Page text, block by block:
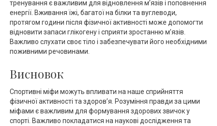
тренування є важливим для відновлення м’язів і поповнення
енергії. Вживання їжі, багатої на білки та вуглеводи,
протягом години після фізичної активності може допомогти
відновити запаси глікогену і сприяти зростанню м’язів.
Важливо слухати своє тіло і забезпечувати його необхідними
поживними речовинами.
Висновок
Спортивні міфи можуть впливати на наше сприйняття
фізичної активності та здоров’я. Розуміння правди за цими
міфами є важливим для формування здорових звичок у
спорті. Важливо покладатися на наукові дослідження та